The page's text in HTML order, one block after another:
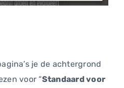
je de achtergrond
voor “Standaard voor